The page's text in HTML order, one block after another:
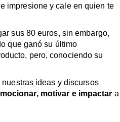
impresione y cale en quien te
sus 80 euros, sin embargo,
que ganó su último
pero, conociendo su
ideas y discursos
motivar e impactar a